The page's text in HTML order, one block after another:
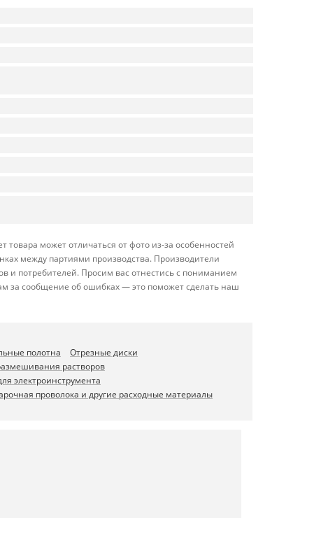
может отличаться от фото из-за особенностей
между партиями производства. Производители
и потребителей. Просим вас отнестись с пониманием
за сообщение об ошибках — это поможет сделать наш
полотна
Отрезные диски
растворов
электроинструмента
проволока и другие расходные материалы